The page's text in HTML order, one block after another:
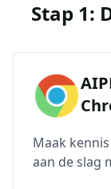
Stap 1:
Maak
aan de slag